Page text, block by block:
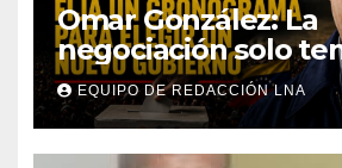
Omar González: La
negociación solo
sentido si fija un
para elegir un
gobierno
EQUIPO DE REDACCIÓN LNA